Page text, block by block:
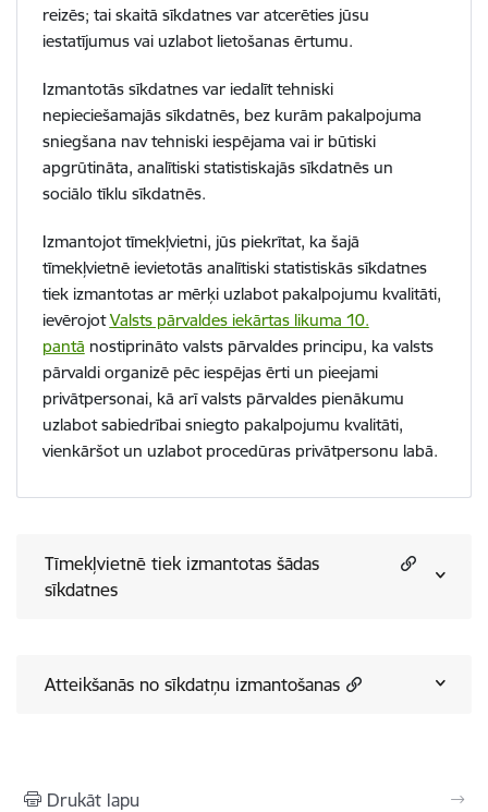
reizēs; tai skaitā sīkdatnes var atcerēties jūsu
iestatījumus vai uzlabot lietošanas ērtumu.
Izmantotās sīkdatnes var iedalīt tehniski
nepieciešamajās sīkdatnēs, bez kurām pakalpojuma
sniegšana nav tehniski iespējama vai ir būtiski
apgrūtināta, analītiski statistiskajās sīkdatnēs un
sociālo tīklu sīkdatnēs.
Izmantojot tīmekļvietni, jūs piekrītat, ka šajā
tīmekļvietnē ievietotās analītiski statistiskās sīkdatnes
tiek izmantotas ar mērķi uzlabot pakalpojumu kvalitāti,
ievērojotValsts pārvaldes iekārtas likuma 10.
pantā nostiprināto valsts pārvaldes principu, ka valsts
pārvaldi organizē pēc iespējas ērti un pieejami
privātpersonai, kā arī valsts pārvaldes pienākumu
uzlabot sabiedrībai sniegto pakalpojumu kvalitāti,
vienkāršot un uzlabot procedūras privātpersonu labā.
Tīmekļvietnē tiek izmantotas šādas
sīkdatnes
Atteikšanās no sīkdatņu izmantošanas
Drukāt lapu